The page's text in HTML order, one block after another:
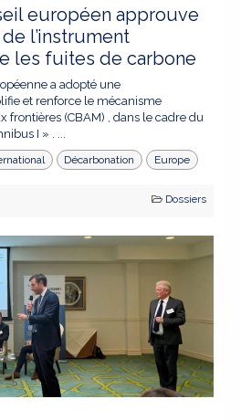
européen approuve
l’instrument
les fuites de carbone
a adopté une
et renforce le mécanisme
frontières (CBAM) , dans le cadre du
I » . ...
Décarbonation Europe
Dossiers